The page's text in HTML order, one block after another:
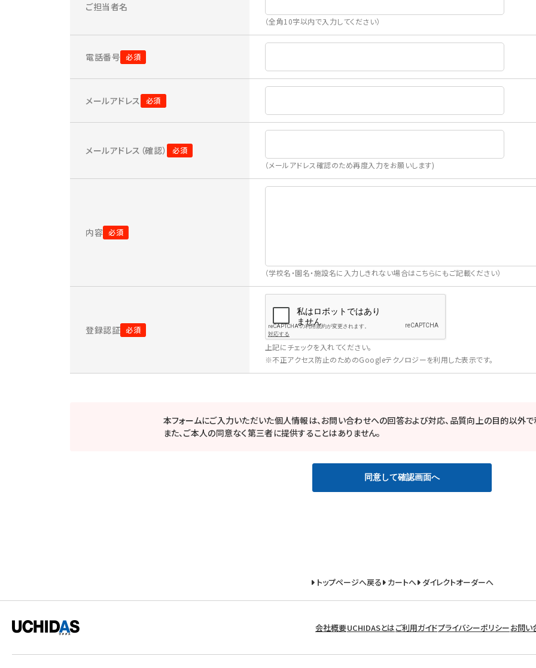
ご担当者名
（全角10字以内で入力してください）
電話番号
メールアドレス
メールアドレス（確認）
（メールアドレス確認のため再度入力をお願いします)
内容
（学校名・園名・施設名に入力しきれない場合はこちらにもご記載ください）
登録認証
上記にチェックを入れてください。
※不正アクセス防止のためのGoogleテクノロジーを利用した表示です。
本フォームにご入力いただいた個人情報は、お問い合わせへの回答および対応、品質向上の目的以外で
また、ご本人の同意なく第三者に提供することはありません。
同意して確認画面へ
トップページへ戻る カートへ ダイレクトオーダーへ
会社概要UCHIDASとはご利用ガイドプライバシーポリシーお問い